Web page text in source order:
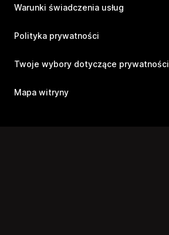
Warunki świadczenia usług
Polityka prywatności
Twoje wybory dotyczące prywatności
Mapa witryny